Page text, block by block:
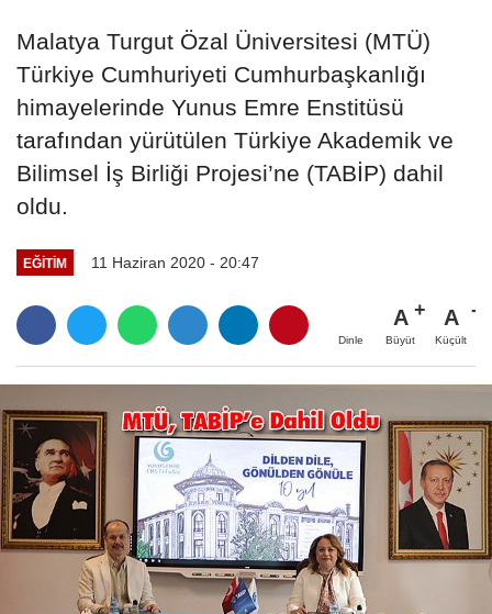
Malatya Turgut Özal Üniversitesi (MTÜ)
Türkiye Cumhuriyeti Cumhurbaşkanlığı
himayelerinde Yunus Emre Enstitüsü
tarafından yürütülen Türkiye Akademik ve
Bilimsel İş Birliği Projesi’ne (TABİP) dahil
oldu.
EĞITIM 11 Haziran 2020 - 20:47
Dinle
A
Büyüt
A
Küçült